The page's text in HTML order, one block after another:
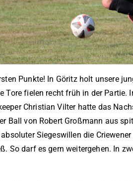
Punkte! In Göritz holt unsere
Tore fielen recht früh in der
Christian Vilter hatte das
Ball von Robert Großmann aus
Siegeswillen die
So darf es gern weitergehen. In